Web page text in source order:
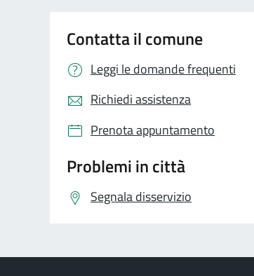
Contatta il comune
Leggi le domande frequenti
Richiedi assistenza
Prenota appuntamento
Problemi in città
Segnala disservizio